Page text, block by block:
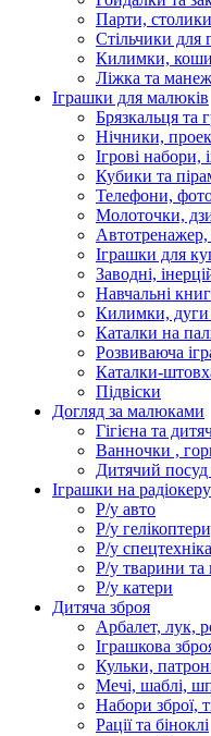
Парти,
Стільчики для
Килимки,
Ліжка та
Іграшки для малюків
Брязкальця та
Нічники,
Ігрові набори,
Кубики та
Телефони,
Молоточки,
Іграшки для
Заводні,
Навчальні
Килимки, дуги
Каталки на
Розвиваюча
Каталки-
Підвіски
Догляд за малюками
Гігієна та
Ванночки ,
Дитячий посуд
Іграшки на
Р/у авто
Р/у
Р/у
Р/у тварини та
Р/у катери
Дитяча зброя
Арбалет, лук,
Іграшкова
Кульки,
Мечі, шаблі,
Набори зброї,
Рації та біноклі